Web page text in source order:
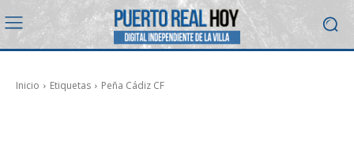
Inicio Etiquetas Peña Cádiz CF